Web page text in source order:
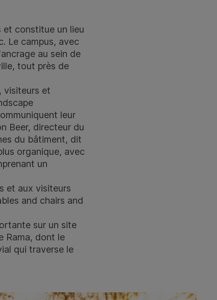
et constitue un lieu
Le campus, avec
au sein de
tout près de
visiteurs et
leur
Beer, directeur du
du bâtiment, dit
organique, avec
un
et aux visiteurs
and chairs and
sur un site
Rama, dont le
qui traverse le